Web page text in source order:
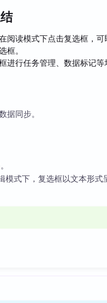
阅读模式下点击复选框，可
。
进行任务管理、数据标记等
同步。
模式下，复选框以文本形式